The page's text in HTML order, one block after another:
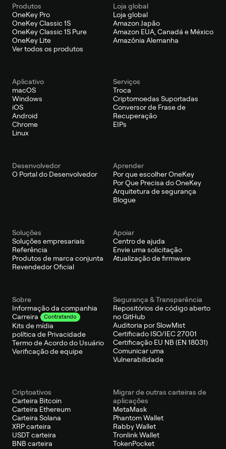
Produtos
OneKey Pro
OneKey Classic 1S
OneKey Classic 1S Pure
OneKey Lite
Ver todos os produtos
Loja global
Loja global
Amazon Japão
Amazon EUA, Canadá e México
Amazônia Alemanha
Aplicativo
macOS
Windows
iOS
Android
Chrome
Linux
Serviços
Troca
Criptomoedas Suportadas
Conversor de Frase de
Recuperação
EIPs
Desenvolvedor
O Portal do Desenvolvedor
Aprender
Por que escolher OneKey
Por Que Precisa do OneKey
Arquitetura de segurança
Blogue
Soluções
Soluções empresariais
Referência
Produtos de marca conjunta
Revendedor Oficial
Apoiar
Centro de ajuda
Envie uma solicitação
Atualização de firmware
Sobre
Informação da companhia
Carreira
Contratando
Kits de mídia
política de Privacidade
Termo de Acordo do Usuário
Verificação de equipe
Segurança & Transparência
Repositórios de código aberto
no GitHub
Auditoria por SlowMist
Certificado ISO/IEC 27001
Certificação EU NB (EN 18031)
Comunicar uma
Vulnerabilidade
Criptoativos
Carteira Bitcoin
Carteira Ethereum
Carteira Solana
XRP carteira
USDT carteira
BNB carteira
Migrar de outras carteiras de
aplicações
MetaMask
Phantom Wallet
Rabby Wallet
Tronlink Wallet
TokenPocket